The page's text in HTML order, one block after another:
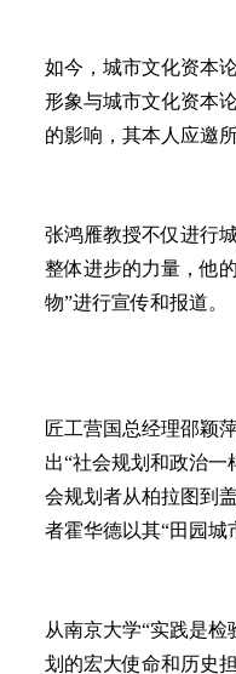
如今，城市文化资本
形象与城市文化资本
的影响，其本人应邀
张鸿雁教授不仅进行
整体进步的力量，他
物”进行宣传和报道。
匠工营国总经理邵颖
出“社会规划和政治
会规划者从柏拉图到
者霍华德以其“田园城
从南京大学“实践是
划的宏大使命和历史